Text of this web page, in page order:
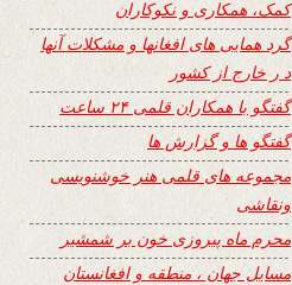
کمک، همکاری و نکوکاران
گرد همایی های افغانها و مشکلات آنها
د ر خارج از کشور
گفتگو با همکاران قلمی ۲۴ ساعت
گفتگو ها و گزارش ها
مجموعه های قلمی هنر خوشنویسی
ونقاشی
محرم ماه پیروزی خون بر شمشیر
مسایل جهان ، منطقه و افغانستان